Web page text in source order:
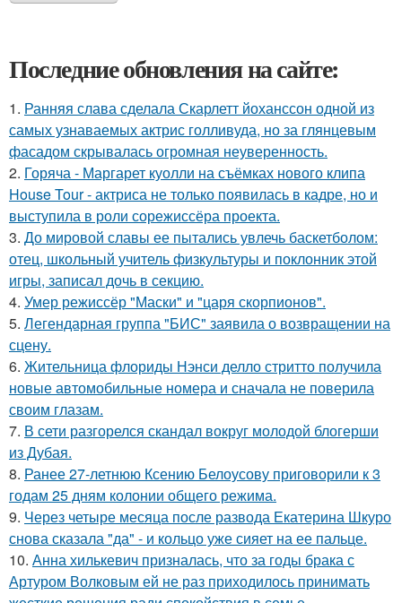
Последние обновления на сайте:
1. Ранняя слава сделала Скарлетт йоханссон одной из
самых узнаваемых актрис голливуда, но за глянцевым
фасадом скрывалась огромная неуверенность.
2. Горяча - Маргарет куолли на съёмках нового клипа
House Tour - актриса не только появилась в кадре, но и
выступила в роли сорежиссёра проекта.
3. До мировой славы ее пытались увлечь баскетболом:
отец, школьный учитель физкультуры и поклонник этой
игры, записал дочь в секцию.
4. Умер режиссёр "Маски" и "царя скорпионов".
5. Легендарная группа "БИС" заявила о возвращении на
сцену.
6. Жительница флориды Нэнси делло стритто получила
новые автомобильные номера и сначала не поверила
своим глазам.
7. В сети разгорелся скандал вокруг молодой блогерши
из Дубая.
8. Ранее 27-летнюю Ксению Белоусову приговорили к 3
годам 25 дням колонии общего режима.
9. Через четыре месяца после развода Екатерина Шкуро
снова сказала "да" - и кольцо уже сияет на ее пальце.
10. Анна хилькевич призналась, что за годы брака с
Артуром Волковым ей не раз приходилось принимать